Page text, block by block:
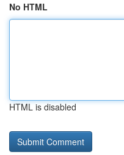
No HTML
HTML is disabled